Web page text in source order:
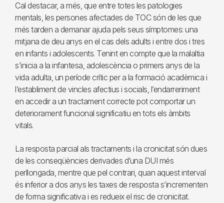
Cal destacar, a més, que entre totes les patologies
mentals, les persones afectades de TOC són de les que
més tarden a demanar ajuda pels seus símptomes: una
mitjana de deu anys en el cas dels adults i entre dos i tres
en infants i adolescents. Tenint en compte que la malaltia
s’inicia a la infantesa, adolescència o primers anys de la
vida adulta, un període crític per a la formació acadèmica i
l’establiment de vincles afectius i socials, l’endarreriment
en accedir a un tractament correcte pot comportar un
deteriorament funcional significatiu en tots els àmbits
vitals.
La resposta parcial als tractaments i la cronicitat són dues
de les conseqüències derivades d’una DUI més
perllongada, mentre que pel contrari, quan aquest interval
és inferior a dos anys les taxes de resposta s’incrementen
de forma significativa i es redueix el risc de cronicitat.